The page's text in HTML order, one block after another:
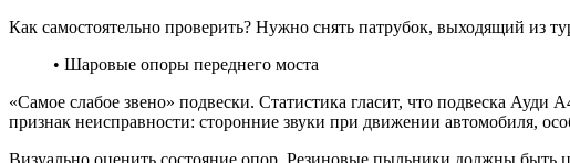
Как самостоятельно проверить? Нужно снять патрубок, выходящий из
• Шаровые опоры переднего моста
«Самое слабое звено» подвески. Статистика гласит, что подвеска
признак неисправности: сторонние звуки при движении автомобиля,
Визуально оценить состояние опор. Резиновые пыльники должны